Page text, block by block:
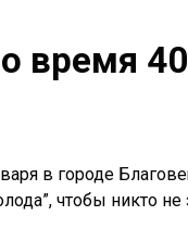
время
в городе
чтобы никто